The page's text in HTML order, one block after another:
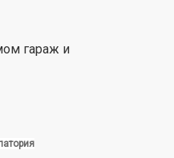
гараж и